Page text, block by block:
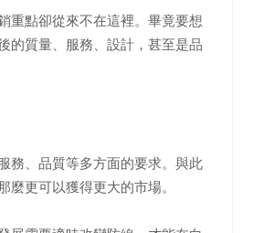
點卻從來不在這裡。畢竟要想
的質量、服務、設計，甚至是品
、品質等多方面的要求。與此
更可以獲得更大的市場。